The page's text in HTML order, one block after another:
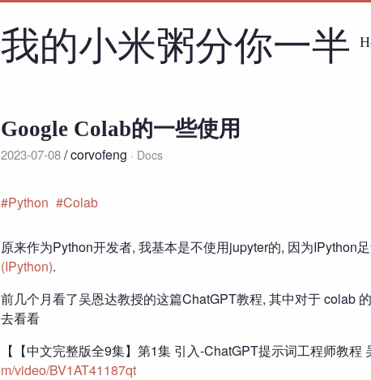
我的小米粥分你一半
Google Colab的一些使用
2023-07-08/ corvofeng Docs
Python Colab
原来作为Python开发者, 我基本是不使用jupyter的, 因为IPython
(IPython).
前几个月看了吴恩达教授的这篇ChatGPT教程, 其中对于 colab
去看看
【【中文完整版全9集】第1集 引入-ChatGPT提示词工程师教程
m/video/BV1AT41187qt